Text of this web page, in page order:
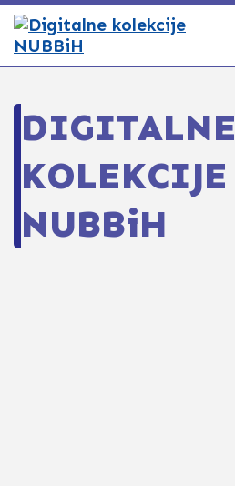
DIGITALNE
KOLEKCIJE
NUBBiH